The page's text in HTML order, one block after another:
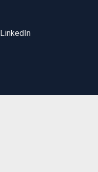
LinkedIn